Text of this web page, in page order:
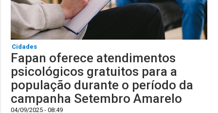
Cidades
Fapan oferece atendimentos
psicológicos gratuitos para a
população durante o período da
campanha Setembro Amarelo
04/09/2025 - 08:49